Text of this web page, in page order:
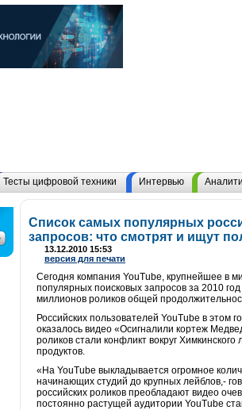
Тесты цифровой техники Интервью
Список самых популярных
запросов: что смотрят и ищут
13.12.2010 15:53
версия для печати
Сегодня компания YouTube, крупнейшее в
популярных поисковых запросов за 2010
миллионов роликов общей
Российских пользователей YouTube в этом
оказалось видео «Осигналили кортеж
роликов стали конфликт вокруг
продуктов.
«На YouTube выкладывается огромное
начинающих студий до крупных лейблов,-
российских роликов преобладают видео
постоянно растущей аудитории YouTube